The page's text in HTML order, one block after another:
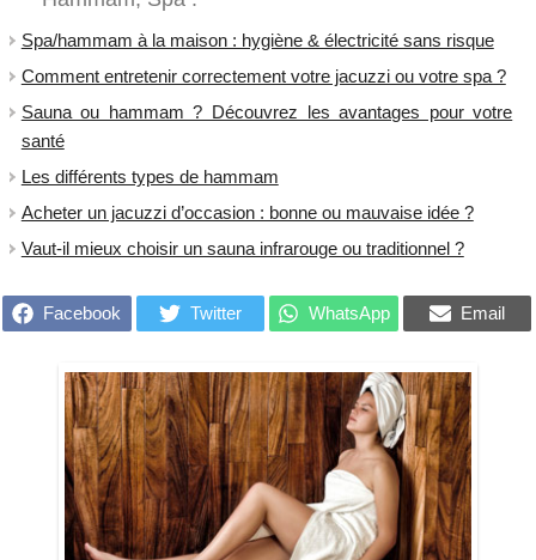
Spa/hammam à la maison : hygiène & électricité sans risque
Comment entretenir correctement votre jacuzzi ou votre spa ?
Sauna ou hammam ? Découvrez les avantages pour votre
santé
Les différents types de hammam
Acheter un jacuzzi d’occasion : bonne ou mauvaise idée ?
Vaut-il mieux choisir un sauna infrarouge ou traditionnel ?
Facebook Twitter WhatsApp Email